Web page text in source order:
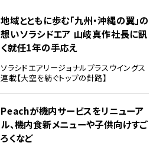
地域とともに歩む「九州・沖縄の翼」の
想い――ソラシドエア 山岐真作社長に訊
く就任1年の手応え
ソラシドエアリージョナルプラスウイングス
連載【大空を紡ぐトップの針路】
Peachが機内サービスをリニューア
ル、機内食新メニューや子供向けすご
ろくなど